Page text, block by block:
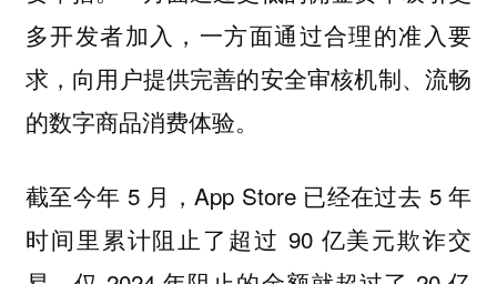
多开发者加入，一方面通过合理的准入要
求，向用户提供完善的安全审核机制、流畅
的数字商品消费体验。
截至今年 5 月，App Store 已经在过去 5 年
时间里累计阻止了超过 90 亿美元欺诈交